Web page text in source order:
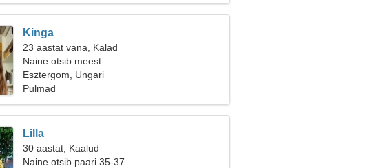
Kinga
23 aastat vana, Kalad
Naine otsib meest
Esztergom, Ungari
Pulmad
Lilla
30 aastat, Kaalud
Naine otsib paari 35-37